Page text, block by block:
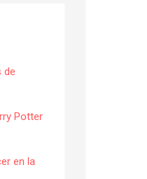
de
Potter
en la